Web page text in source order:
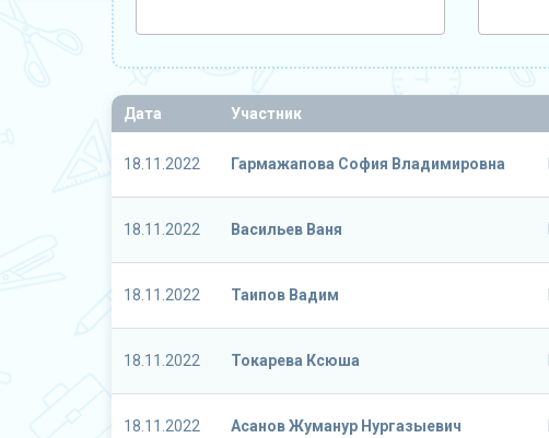
Дата Участник
18.11.2022 Гармажапова София Владимировна
18.11.2022 Васильев Ваня
18.11.2022 Таипов Вадим
18.11.2022 Токарева Ксюша
18.11.2022 Асанов Жуманур Нургазыевич